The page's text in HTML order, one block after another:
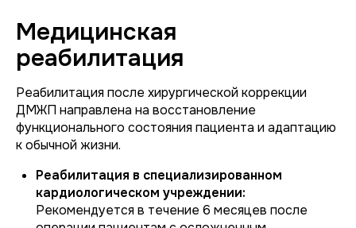
Медицинская
реабилитация
Реабилитация после хирургической коррекции
ДМЖП направлена на восстановление
функционального состояния пациента и адаптацию
к обычной жизни.
Реабилитация в специализированном
кардиологическом учреждении:
Рекомендуется в течение 6 месяцев после